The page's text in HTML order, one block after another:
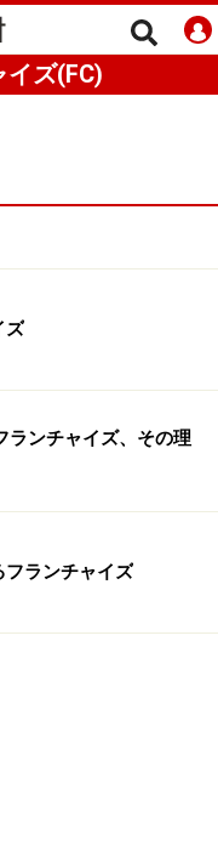
ズ(FC)
ズ
ランチャイズ、その理
ランチャイズ